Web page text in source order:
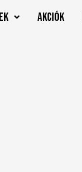
Akciók